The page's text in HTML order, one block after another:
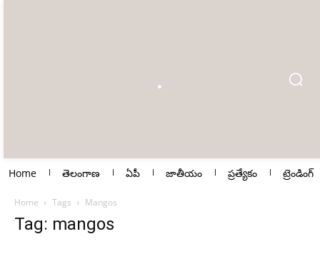
Home తెలంగాణ ఏపీ జాతీయం ప్రత్యేకం ట్రెండింగ్
Home Tags Mangos
Tag: mangos